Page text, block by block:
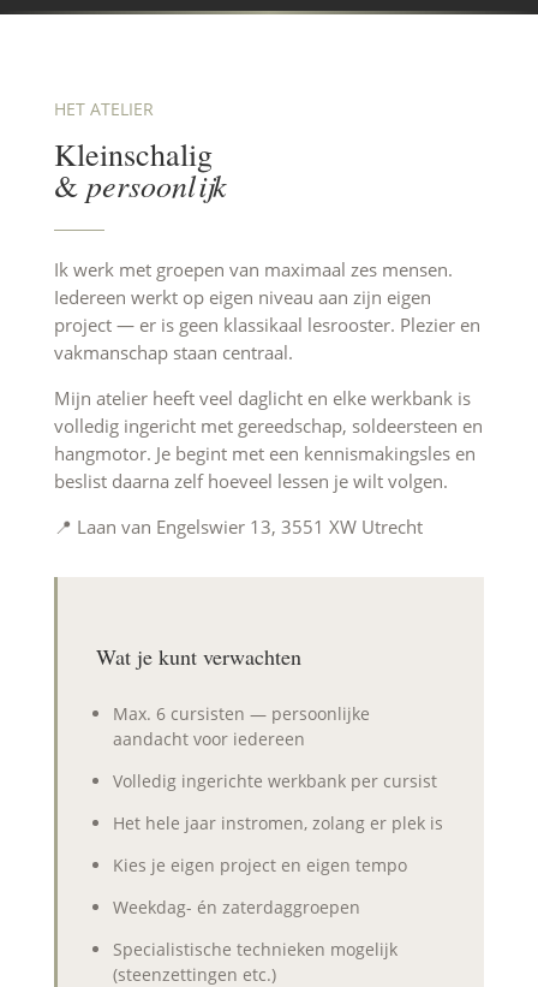
HET ATELIER
Kleinschalig
& persoonlijk
Ik werk met groepen van maximaal zes mensen.
Iedereen werkt op eigen niveau aan zijn eigen
project — er is geen klassikaal lesrooster. Plezier en
vakmanschap staan centraal.
Mijn atelier heeft veel daglicht en elke werkbank is
volledig ingericht met gereedschap, soldeersteen en
hangmotor. Je begint met een kennismakingsles en
beslist daarna zelf hoeveel lessen je wilt volgen.
📍 Laan van Engelswier 13, 3551 XW Utrecht
Wat je kunt verwachten
Max. 6 cursisten — persoonlijke
aandacht voor iedereen
Volledig ingerichte werkbank per cursist
Het hele jaar instromen, zolang er plek is
Kies je eigen project en eigen tempo
Weekdag- én zaterdaggroepen
Specialistische technieken mogelijk
(steenzettingen etc.)